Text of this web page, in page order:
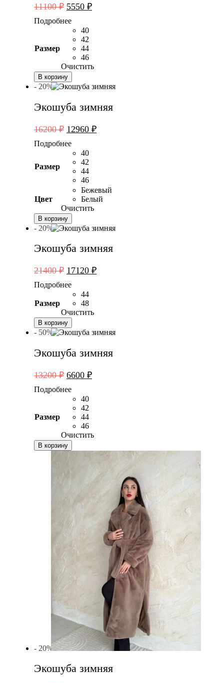
11100₽ Первоначальная
составляла
11100 ₽.
5550 ₽Текущая
Подробнее
Размер
40
42
44
46
Очистить
В корзину
- 20%
Экошуба зимняя
16200₽ Первоначальная
составляла
16200 ₽.
12960 ₽Текущая
Подробнее
Размер
40
42
44
46
Цвет
Бежевый
Белый
Очистить
В корзину
- 20%
Экошуба зимняя
21400₽ Первоначальная
составляла
21400 ₽.
17120 ₽Текущая
Подробнее
Размер
44
48
Очистить
В корзину
- 50%
Экошуба зимняя
13200₽ Первоначальная
составляла
13200 ₽.
6600 ₽Текущая
Подробнее
Размер
40
42
44
46
Очистить
В корзину
- 20%
Экошуба зимняя